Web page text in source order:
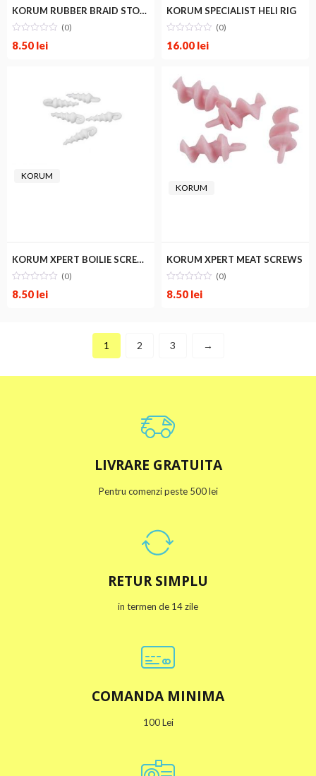
KORUM RUBBER BRAID STOPS
(0)
8.50 lei
KORUM SPECIALIST HELI RIG
(0)
16.00 lei
KORUM
KORUM XPERT BOILIE SCREWS
(0)
8.50 lei
KORUM
KORUM XPERT MEAT SCREWS
(0)
8.50 lei
1 2 3 →
LIVRARE GRATUITA
Pentru comenzi peste 500 lei
RETUR SIMPLU
in termen de 14 zile
COMANDA MINIMA
100 Lei